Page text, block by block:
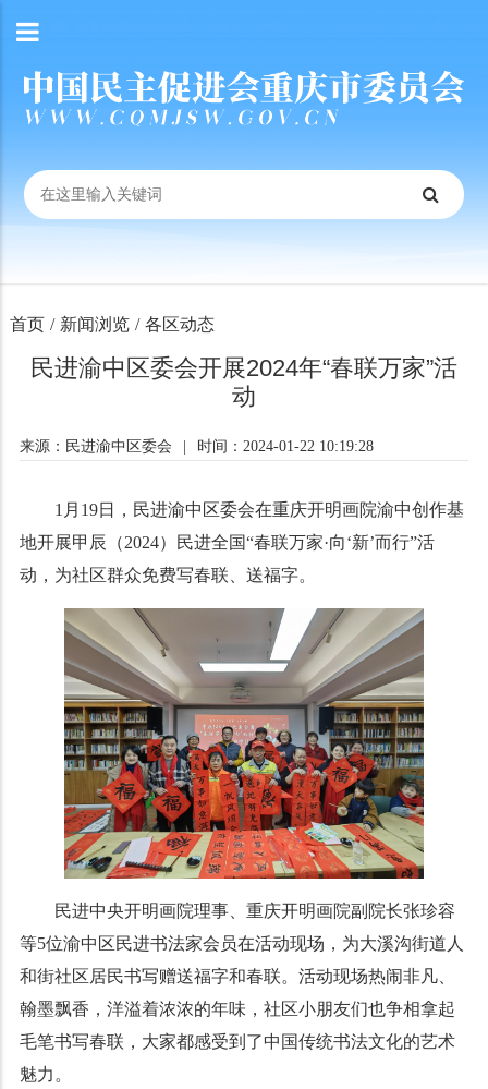
首页 / 新闻浏览 / 各区动态
民进渝中区委会开展2024年“春联万家”活
动
来源：民进渝中区委会 时间：2024-01-22 10:19:28
1月19日，民进渝中区委会在重庆开明画院渝中创作基
地开展甲辰（2024）民进全国“春联万家·向‘新’而行”活
动，为社区群众免费写春联、送福字。
民进中央开明画院理事、重庆开明画院副院长张珍容
等5位渝中区民进书法家会员在活动现场，为大溪沟街道人
和街社区居民书写赠送福字和春联。活动现场热闹非凡、
翰墨飘香，洋溢着浓浓的年味，社区小朋友们也争相拿起
毛笔书写春联，大家都感受到了中国传统书法文化的艺术
魅力。